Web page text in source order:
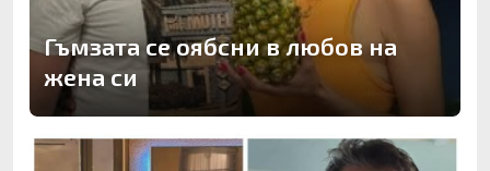
Гъмзата се оябсни в любов на
жена си